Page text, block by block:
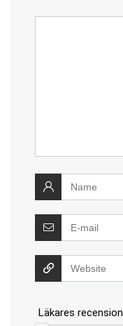
Läkares recension